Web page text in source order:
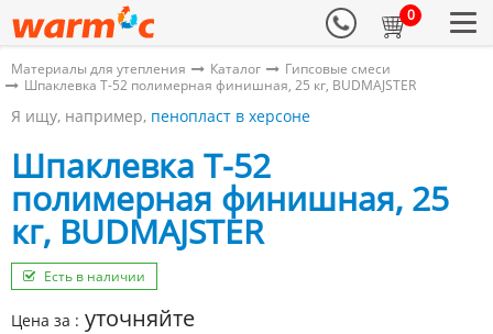
0
Материалы для утепления Каталог
Гипсовые смеси
Шпаклевка T-52 полимерная финишная, 25 кг, BUDMAJSTER
Я ищу, например, пенопласт в херсоне
Шпаклевка T-52
полимерная финишная, 25
кг, BUDMAJSTER
Есть в наличии
Цена за : уточняйте